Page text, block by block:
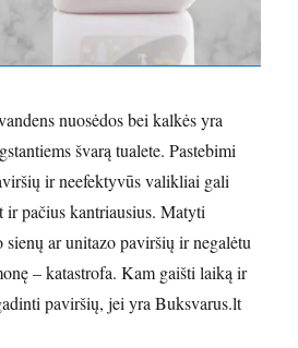
nuosėdos bei kalkės yra
švarą tualete. Pastebimi
ir neefektyvūs valikliai gali
ir pačius kantriausius. Matyti
sienų ar unitazo paviršių ir negalėtu
– katastrofa. Kam gaišti laiką ir
paviršių, jei yra Buksvarus.lt